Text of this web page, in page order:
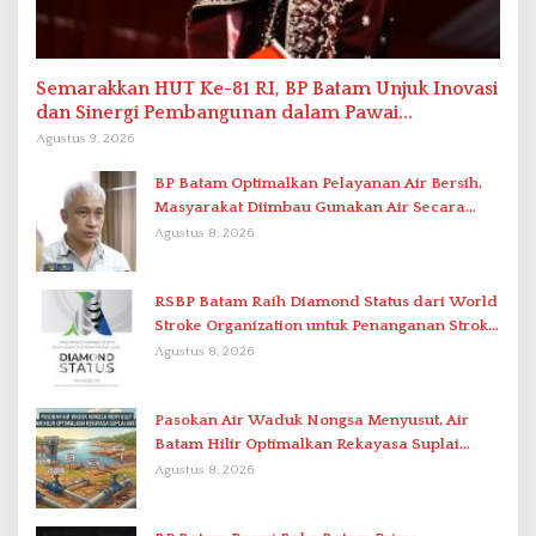
Semarakkan HUT Ke-81 RI, BP Batam Unjuk Inovasi
dan Sinergi Pembangunan dalam Pawai
Pembangunan
Agustus 9, 2026
BP Batam Optimalkan Pelayanan Air Bersih,
Masyarakat Diimbau Gunakan Air Secara
Bijak
Agustus 8, 2026
RSBP Batam Raih Diamond Status dari World
Stroke Organization untuk Penanganan Stroke
Berstandar Internasional
Agustus 8, 2026
Pasokan Air Waduk Nongsa Menyusut, Air
Batam Hilir Optimalkan Rekayasa Suplai
Antar-IPAM
Agustus 8, 2026